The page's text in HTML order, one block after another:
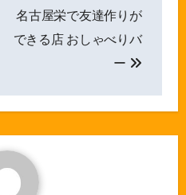
名古屋栄で友達作りが
できる店 おしゃべりバ
ー